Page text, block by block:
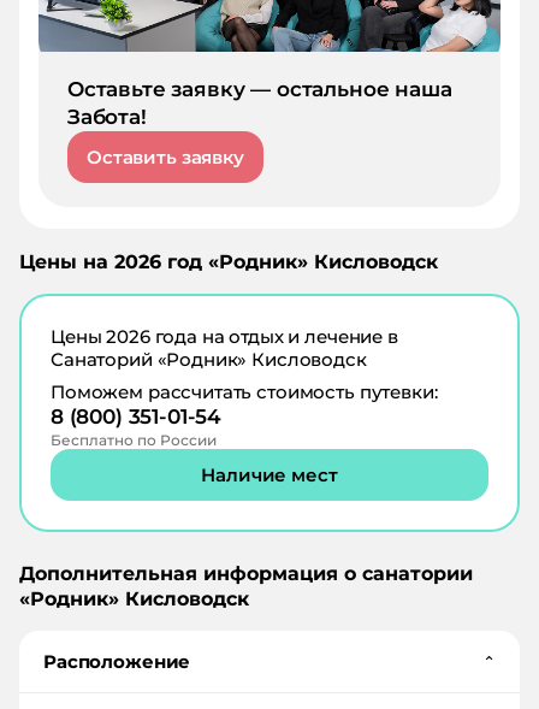
Оставьте заявку — остальное наша
Забота!
Оставить заявку
Цены на 2026 год «Родник» Кисловодск
Цены2026года на отдых и лечение в
Санаторий «Родник» Кисловодск
Поможем рассчитать стоимость путевки:
8 (800) 351-01-54
Бесплатно по России
Наличие мест
Дополнительная информация о санатории
«Родник» Кисловодск
Расположение ⌄